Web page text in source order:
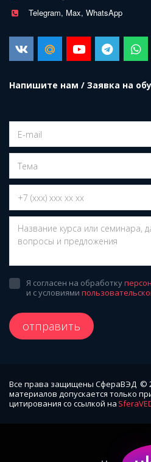
Telegram, Max, WhatsApp
Напишите нам / Заявка на
Я согласен на обработку
и с условиями
отправить
Все права защищены СфераВЭД  ©
материалов допускается только
цитирования со ссылкой на